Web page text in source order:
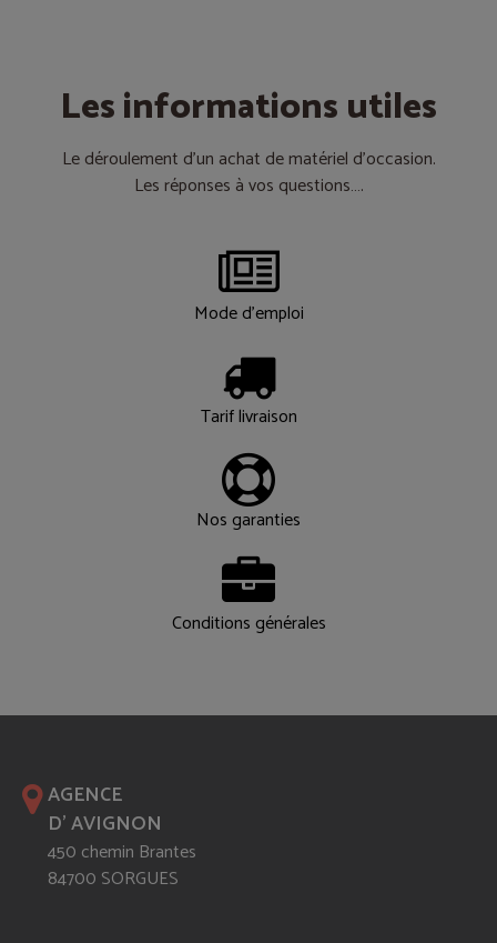
Les informations utiles
Le déroulement d’un achat de matériel d’occasion.
Les réponses à vos questions….
Mode d'emploi
Tarif livraison
Nos garanties
Conditions générales
AGENCE
D' AVIGNON
450 chemin Brantes
84700 SORGUES